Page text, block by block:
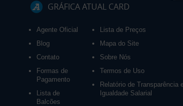
GRÁFICA ATUAL CARD
Agente Oficial
Blog
Contato
Formas de
Pagamento
Lista de
Balcões
Lista de Preços
Mapa do Site
Sobre Nós
Termos de Uso
Relatório de Transparência
Igualdade Salarial